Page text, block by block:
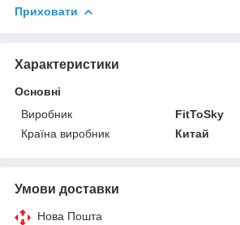
Приховати
Характеристики
Основні
Виробник
FitToSky
Країна виробник
Китай
Умови доставки
Нова Пошта